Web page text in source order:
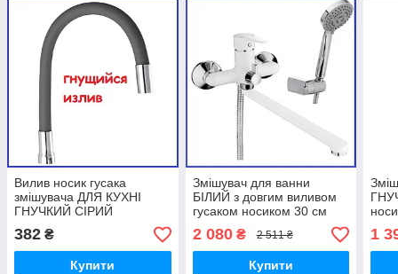
Вилив носик гусака
змішувача ДЛЯ КУХНІ
ГНУЧКИЙ СІРИЙ
поворотний CHAMPION
GRAY (GU0042)
382 ₴
Купити
Змішувач для ванни
БІЛИЙ з довгим виливом
гусаком носиком 30 см
IBERGRIF SQUARE
M13122W WHITE euro
2 080₴ 2 511 ₴
Купити
1